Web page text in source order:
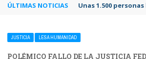
ÚLTIMAS NOTICIAS Unas 1.500
JUSTICIA LESA HUMANIDAD
POLÉMICO FALLO DE LA JUSTICIA